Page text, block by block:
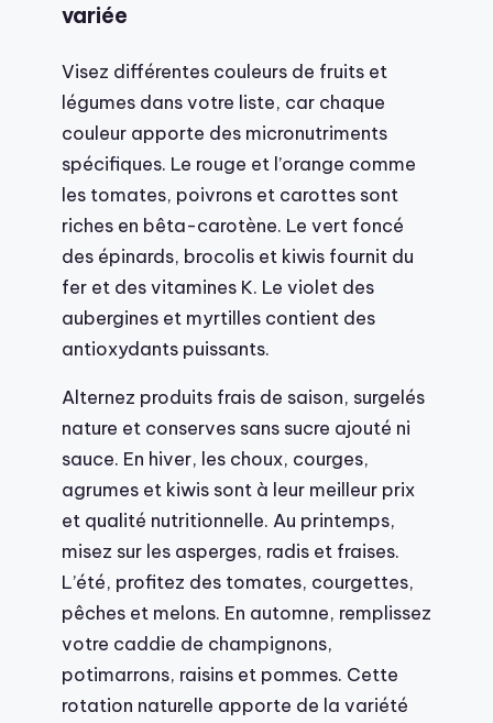
variée
Visez différentes couleurs de fruits et
légumes dans votre liste, car chaque
couleur apporte des micronutriments
spécifiques. Le rouge et l’orange comme
les tomates, poivrons et carottes sont
riches en bêta-carotène. Le vert foncé
des épinards, brocolis et kiwis fournit du
fer et des vitamines K. Le violet des
aubergines et myrtilles contient des
antioxydants puissants.
Alternez produits frais de saison, surgelés
nature et conserves sans sucre ajouté ni
sauce. En hiver, les choux, courges,
agrumes et kiwis sont à leur meilleur prix
et qualité nutritionnelle. Au printemps,
misez sur les asperges, radis et fraises.
L’été, profitez des tomates, courgettes,
pêches et melons. En automne, remplissez
votre caddie de champignons,
potimarrons, raisins et pommes. Cette
rotation naturelle apporte de la variété